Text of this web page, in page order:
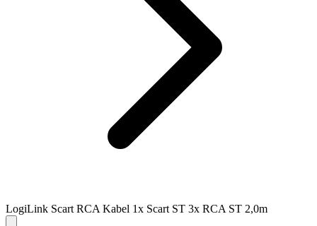
LogiLink Scart RCA Kabel 1x Scart ST 3x RCA ST 2,0m